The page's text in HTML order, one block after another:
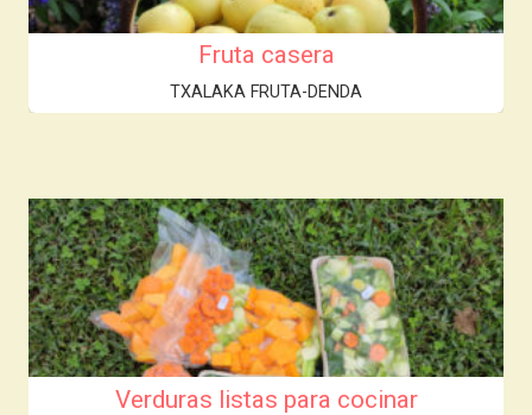
Fruta casera
TXALAKA FRUTA-DENDA
Verduras listas para cocinar